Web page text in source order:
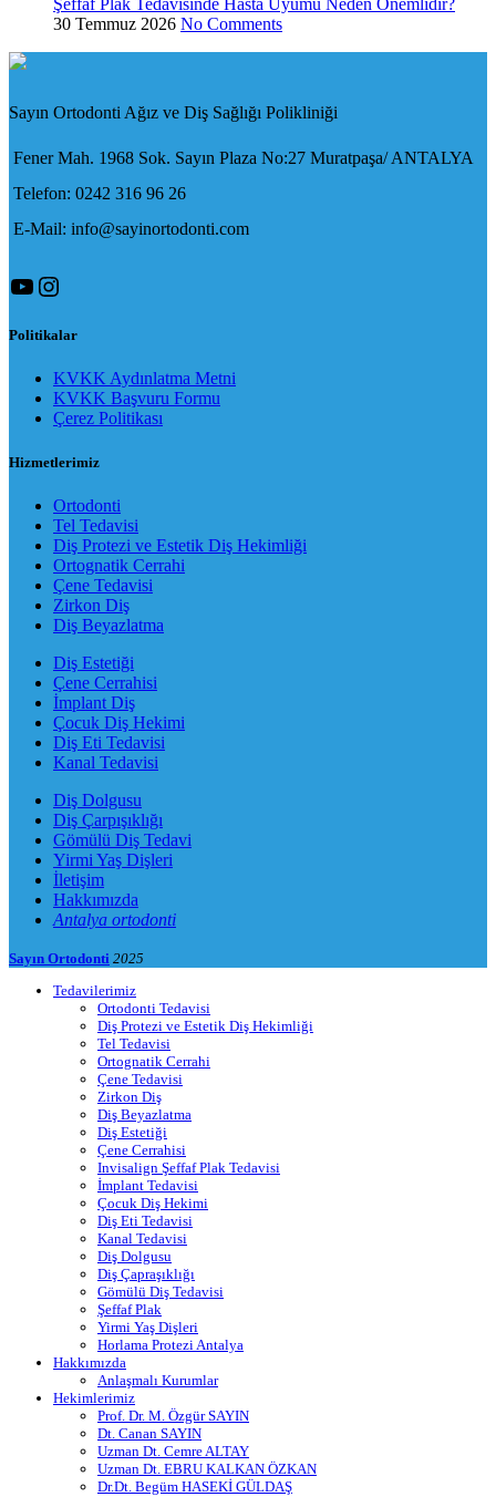
Şeffaf Plak Tedavisinde Hasta Uyumu Neden Önemlidir?
30 Temmuz 2026 No Comments
Sayın Ortodonti Ağız ve Diş Sağlığı Polikliniği
Fener Mah. 1968 Sok. Sayın Plaza No:27 Muratpaşa/ ANTALYA
Telefon: 0242 316 96 26
E-Mail: info@sayinortodonti.com
YouTube
Instagram
Politikalar
KVKK Aydınlatma Metni
KVKK Başvuru Formu
Çerez Politikası
Hizmetlerimiz
Ortodonti
Tel Tedavisi
Diş Protezi ve Estetik Diş Hekimliği
Ortognatik Cerrahi
Çene Tedavisi
Zirkon Diş
Diş Beyazlatma
Diş Estetiği
Çene Cerrahisi
İmplant Diş
Çocuk Diş Hekimi
Diş Eti Tedavisi
Kanal Tedavisi
Diş Dolgusu
Diş Çarpışıklığı
Gömülü Diş Tedavi
Yirmi Yaş Dişleri
İletişim
Hakkımızda
Antalya ortodonti
Sayın Ortodonti 2025
Tedavilerimiz
Ortodonti Tedavisi
Diş Protezi ve Estetik Diş Hekimliği
Tel Tedavisi
Ortognatik Cerrahi
Çene Tedavisi
Zirkon Diş
Diş Beyazlatma
Diş Estetiği
Çene Cerrahisi
Invisalign Şeffaf Plak Tedavisi
İmplant Tedavisi
Çocuk Diş Hekimi
Diş Eti Tedavisi
Kanal Tedavisi
Diş Dolgusu
Diş Çapraşıklığı
Gömülü Diş Tedavisi
Şeffaf Plak
Yirmi Yaş Dişleri
Horlama Protezi Antalya
Hakkımızda
Anlaşmalı Kurumlar
Hekimlerimiz
Prof. Dr. M. Özgür SAYIN
Dt. Canan SAYIN
Uzman Dt. Cemre ALTAY
Uzman Dt. EBRU KALKAN ÖZKAN
Dr.Dt. Begüm HASEKİ GÜLDAŞ